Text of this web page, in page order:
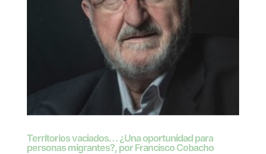
Territorios vaciados… ¿Una oportunidad para
personas migrantes?, por Francisco Cobacho